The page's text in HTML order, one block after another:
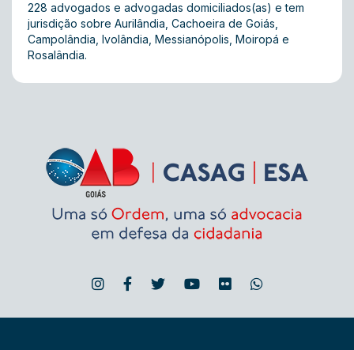
228 advogados e advogadas domiciliados(as) e tem
jurisdição sobre Aurilândia, Cachoeira de Goiás,
Campolândia, Ivolândia, Messianópolis, Moiropá e
Rosalândia.